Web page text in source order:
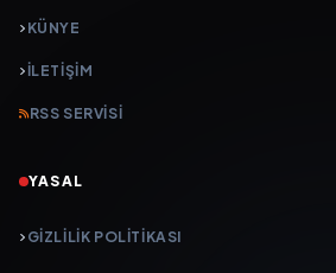
KÜNYE
İLETIŞIM
RSS SERVISI
YASAL
GIZLILIK POLITIKASI